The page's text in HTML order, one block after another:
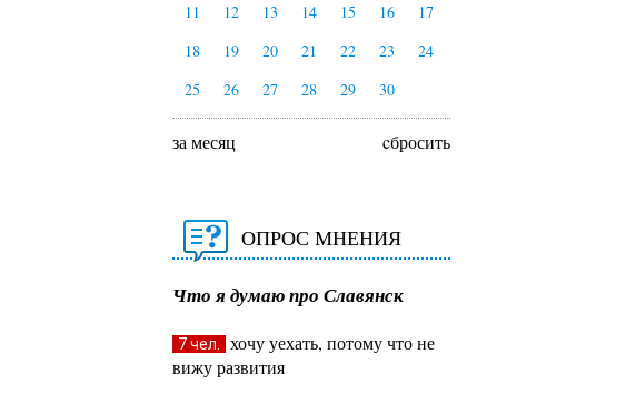
11
12 13 14 15 16
17
18
19 20 21 22 23
24
25
26 27 28 29 30
за месяц cбросить
ОПРОС МНЕНИЯ
Что я думаю про Славянск
7 чел.
хочу уехать, потому что не
вижу развития